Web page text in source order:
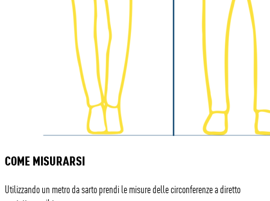
COME MISURARSI
Utilizzando un metro da sarto prendi le misure delle circonferenze a diretto